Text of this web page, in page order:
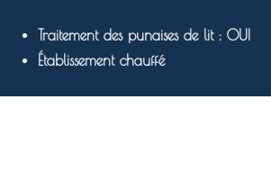
Traitement des punaises de lit : OUI
Établissement chauffé